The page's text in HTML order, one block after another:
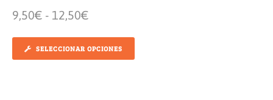
9,50€ - 12,50€
SELECCIONAR OPCIONES